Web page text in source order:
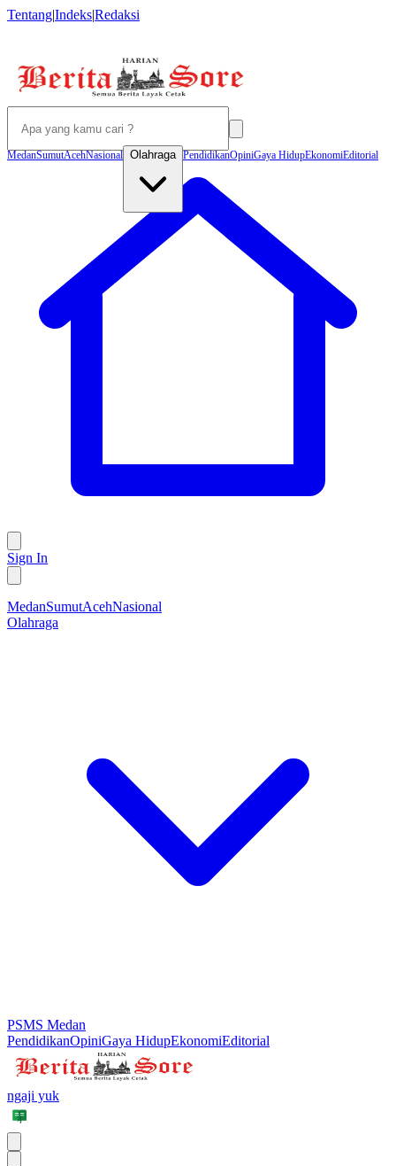
Tentang|Indeks|Redaksi
MedanSumutAcehNasional Olahraga PendidikanOpiniGaya HidupEkonomiEditorial
Sign In
MedanSumutAcehNasional
Olahraga
PSMS Medan
PendidikanOpiniGaya HidupEkonomiEditorial
ngaji yuk